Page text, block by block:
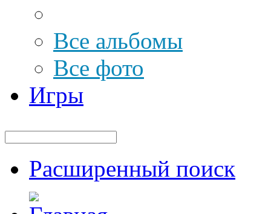
Все альбомы
Все фото
Игры
Расширенный поиск